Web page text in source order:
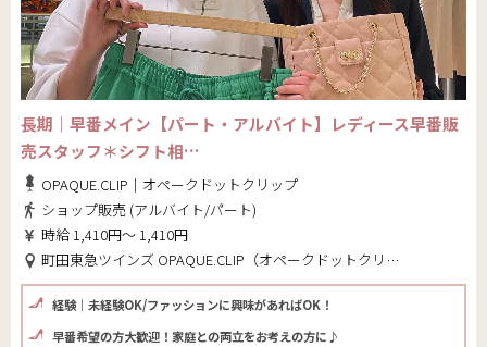
長期｜早番メイン【パート・アルバイト】レディース早番販
売スタッフ＊シフト相…
OPAQUE.CLIP｜オペークドットクリップ
ショップ販売 (アルバイト/パート)
時給 1,410円～ 1,410円
町田東急ツインズ OPAQUE.CLIP（オペークドットクリップ）(東京都 町田市)
経験｜未経験OK/ファッションに興味があればOK！
早番希望の方大歓迎！家庭との両立をお考えの方に♪